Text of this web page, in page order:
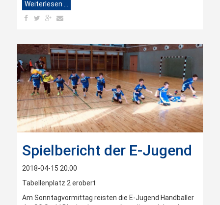
Weiterlesen …
Spielbericht der E-Jugend
2018-04-15 20:00
Tabellenplatz 2 erobert
Am Sonntagvormittag reisten die E-Jugend Handballer